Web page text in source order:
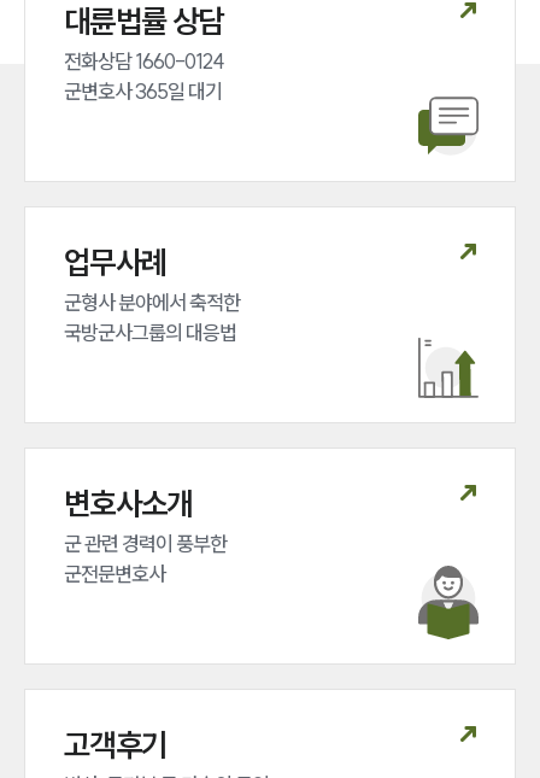
그룹소개
글로벌 파트너 로펌
고객의 소리
법률정보
법률지식인
대륜법률 상담
전화상담 1660-0124
군변호사 365일 대기
업무사례
군형사 분야에서 축적한
국방군사그룹의 대응법
변호사소개
군 관련 경력이 풍부한
군전문변호사
고객후기